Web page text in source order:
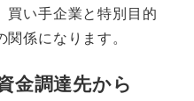
買い手企業と特別目的
係になります。
金調達先から